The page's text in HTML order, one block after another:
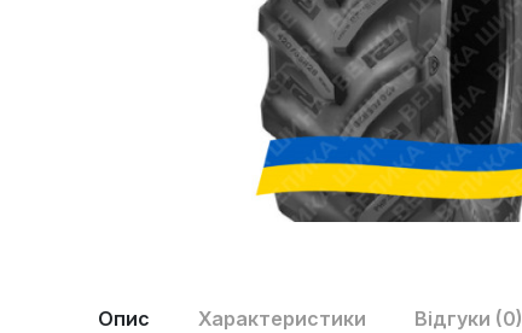
Опис Характеристики Відгуки (0)